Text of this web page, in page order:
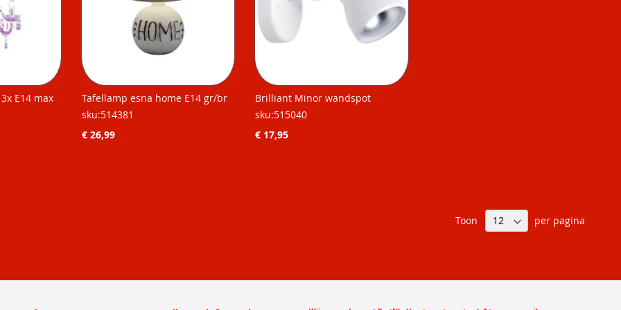
E14 max
Tafellamp esna home E14 gr/br
sku:514381
€ 26,99
Brilliant Minor wandspot
sku:515040
€ 17,95
pagina Toon per pagina